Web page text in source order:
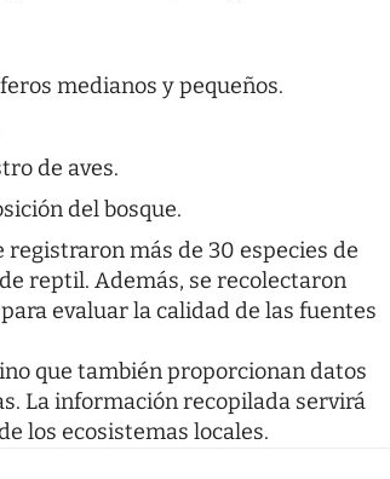
medianos y pequeños.
de aves.
del bosque.
más de 30 especies de
reptil. Además, se recolectaron
evaluar la calidad de las fuentes
que también proporcionan datos
La información recopilada servirá
los ecosistemas locales.